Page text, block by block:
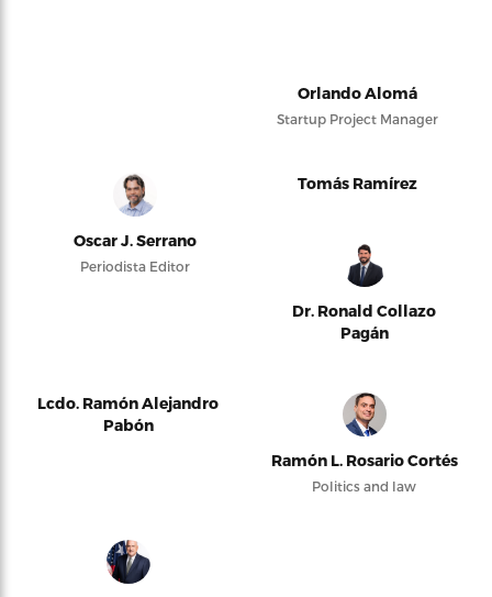
Orlando Alomá
Startup Project Manager
Oscar J. Serrano
Periodista Editor
Tomás Ramírez
Dr. Ronald Collazo
Pagán
Lcdo. Ramón Alejandro
Pabón
Ramón L. Rosario Cortés
Politics and law